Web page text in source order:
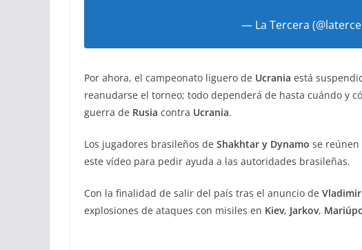
— La Tercera
Por ahora, el campeonato liguero de Ucrania está
reanudarse el torneo; todo dependerá de hasta cuándo y
guerra de Rusia contra Ucrania.
Los jugadores brasileños de Shakhtar y Dynamo se
este vídeo para pedir ayuda a las autoridades brasileñas.
Con la finalidad de salir del país tras el anuncio de
explosiones de ataques con misiles en Kiev, Jarkov,